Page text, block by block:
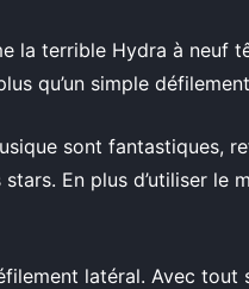
la terrible Hydra à neuf
qu’un simple
sont fantastiques,
En plus d’utiliser le
latéral. Avec tout